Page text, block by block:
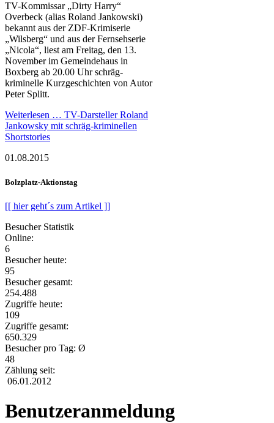
TV-Kommissar „Dirty Harry“
Overbeck (alias Roland Jankowski)
bekannt aus der ZDF-Krimiserie
„Wilsberg“ und aus der Fernsehserie
„Nicola“, liest am Freitag, den 13.
November im Gemeindehaus in
Boxberg ab 20.00 Uhr schräg-
kriminelle Kurzgeschichten von Autor
Peter Splitt.
Weiterlesen … TV-Darsteller Roland
Jankowsky mit schräg-kriminellen
Shortstories
01.08.2015
Bolzplatz-Aktionstag
[[ hier geht´s zum Artikel ]]
Besucher Statistik
Online:
6
Besucher heute:
95
Besucher gesamt:
254.488
Zugriffe heute:
109
Zugriffe gesamt:
650.329
Besucher pro Tag: Ø
48
Zählung seit:
06.01.2012
Benutzeranmeldung